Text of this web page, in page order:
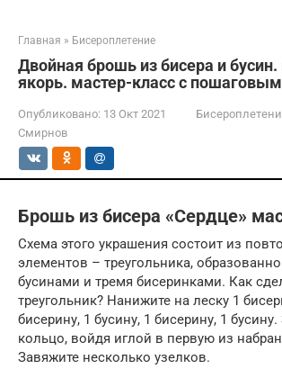
Главная » Бисероплетение
Двойная брошь из бисера и
якорь. мастер-класс с
Опубликовано: 13 Окт 2021
Смирнов
Брошь из бисера «Сердце»
Схема этого украшения состоит из
элементов – треугольника,
бусинами и тремя бисеринками. Как
треугольник? Нанижите на леску 1
бисерину, 1 бусину, 1 бисерину, 1
кольцо, войдя иглой в первую из
Завяжите несколько узелков.